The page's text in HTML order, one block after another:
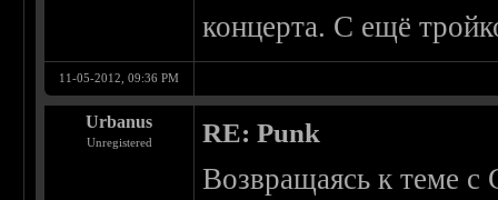
концерта. С ещё
11-05-2012, 09:36 PM
Urbanus
Unregistered RE: Punk
Возвращаясь к теме